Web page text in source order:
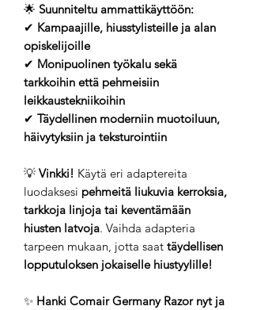
🌟 Suunniteltu ammattikäyttöön:
✔ Kampaajille, hiusstylisteille ja alan
opiskelijoille
✔ Monipuolinen työkalu sekä
tarkkoihin että pehmeisiin
leikkaustekniikoihin
✔ Täydellinen moderniin muotoiluun,
häivytyksiin ja teksturointiin
💡 Vinkki! Käytä eri adaptereita
luodaksesi pehmeitä liukuvia kerroksia,
tarkkoja linjoja tai keventämään
hiusten latvoja. Vaihda adapteria
tarpeen mukaan, jotta saat täydellisen
lopputuloksen jokaiselle hiustyylille!
✨ Hanki Comair Germany Razor nyt ja